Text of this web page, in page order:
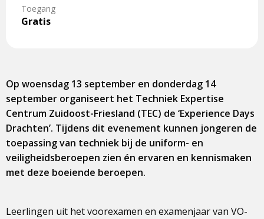
Toegang
Gratis
Op woensdag 13 september en donderdag 14
september organiseert het Techniek Expertise
Centrum Zuidoost-Friesland (TEC) de ‘Experience Days
Drachten’. Tijdens dit evenement kunnen jongeren de
toepassing van techniek bij de uniform- en
veiligheidsberoepen zien én ervaren en kennismaken
met deze boeiende beroepen.
Leerlingen uit het voorexamen en examenjaar van VO-